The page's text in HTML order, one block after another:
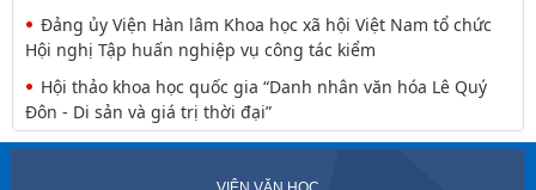
Đảng ủy Viện Hàn lâm Khoa học xã hội Việt Nam tổ chức
Hội nghị Tập huấn nghiệp vụ công tác kiểm
Hội thảo khoa học quốc gia “Danh nhân văn hóa Lê Quý
Đôn - Di sản và giá trị thời đại”